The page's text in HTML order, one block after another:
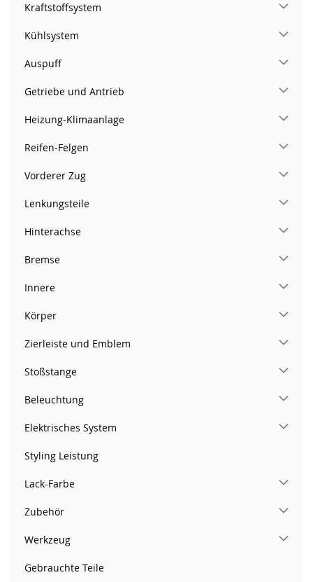
Kraftstoffsystem
Kühlsystem
Auspuff
Getriebe und Antrieb
Heizung-Klimaanlage
Reifen-Felgen
Vorderer Zug
Lenkungsteile
Hinterachse
Bremse
Innere
Körper
Zierleiste und Emblem
Stoßstange
Beleuchtung
Elektrisches System
Styling Leistung
Lack-Farbe
Zubehör
Werkzeug
Gebrauchte Teile